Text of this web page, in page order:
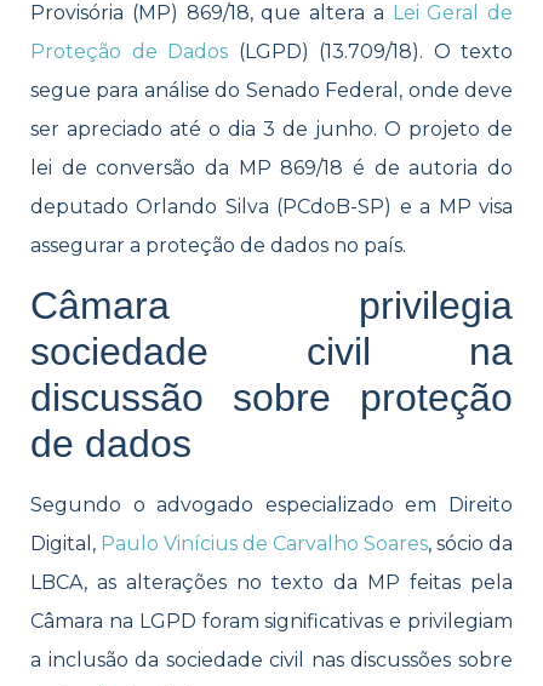
Provisória (MP) 869/18, que altera a Lei Geral de
Proteção de Dados (LGPD) (13.709/18). O texto
segue para análise do Senado Federal, onde deve
ser apreciado até o dia 3 de junho. O projeto de
lei de conversão da MP 869/18 é de autoria do
deputado Orlando Silva (PCdoB-SP) e a MP visa
assegurar a proteção de dados no país.
Câmara privilegia
sociedade civil na
discussão sobre proteção
de dados
Segundo o advogado especializado em Direito
Digital, Paulo Vinícius de Carvalho Soares, sócio da
LBCA, as alterações no texto da MP feitas pela
Câmara na LGPD foram significativas e privilegiam
a inclusão da sociedade civil nas discussões sobre